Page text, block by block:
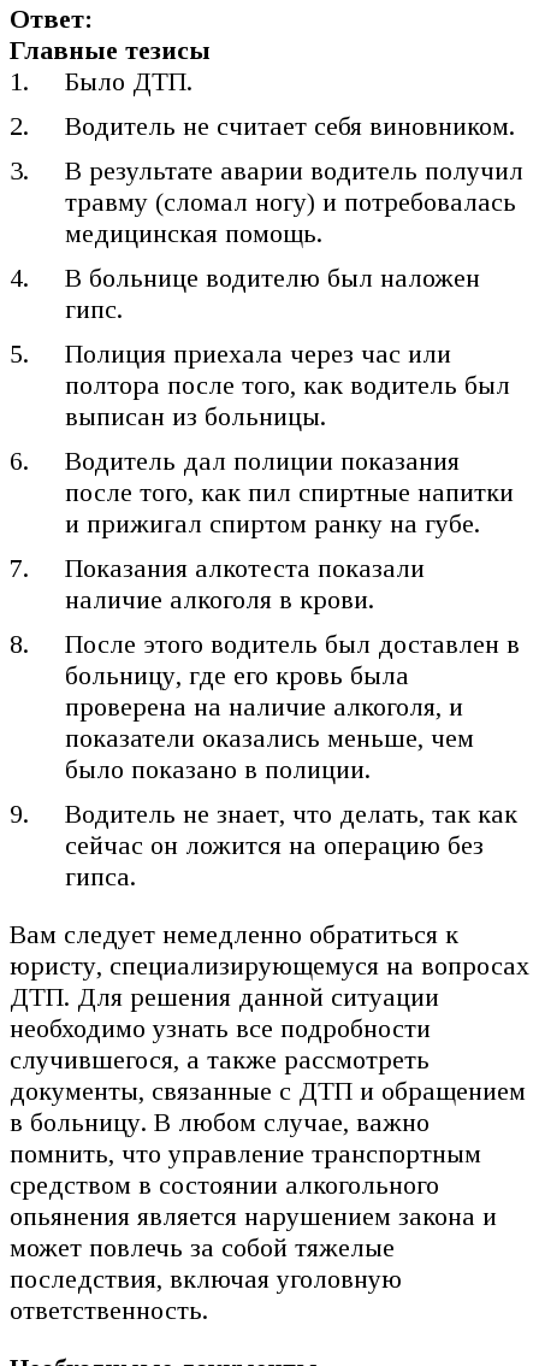
Ответ:
Главные тезисы
Было ДТП.
Водитель не считает себя виновником.
В результате аварии водитель получил
травму (сломал ногу) и потребовалась
медицинская помощь.
В больнице водителю был наложен
гипс.
Полиция приехала через час или
полтора после того, как водитель был
выписан из больницы.
Водитель дал полиции показания
после того, как пил спиртные напитки
и прижигал спиртом ранку на губе.
Показания алкотеста показали
наличие алкоголя в крови.
После этого водитель был доставлен в
больницу, где его кровь была
проверена на наличие алкоголя, и
показатели оказались меньше, чем
было показано в полиции.
Водитель не знает, что делать, так как
сейчас он ложится на операцию без
гипса.
Вам следует немедленно обратиться к
юристу, специализирующемуся на вопросах
ДТП. Для решения данной ситуации
необходимо узнать все подробности
случившегося, а также рассмотреть
документы, связанные с ДТП и обращением
в больницу. В любом случае, важно
помнить, что управление транспортным
средством в состоянии алкогольного
опьянения является нарушением закона и
может повлечь за собой тяжелые
последствия, включая уголовную
ответственность.